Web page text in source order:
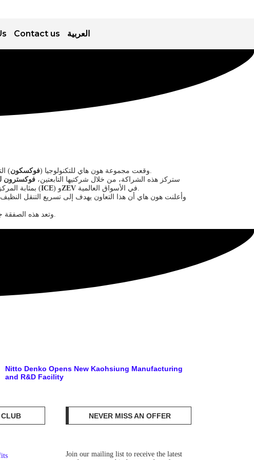
Contact us العربية
وقعت مجموعة هون هاي للتكنولوجيا (فوكسكون)
اليابانية لتطوير حافلات خالية من الانبعاثات بشكل مشترك.
ستركز هذه الشراكة، من خلال شركتيها التابعتين، فوكسترون
بمثابة المركز التشغيلي للتسويق واستكشاف طرح حافلات تعمل بمحركات الاحتراق الداخلي (ICE ) وZEV
في الأسواق العالمية.
وأعلنت هون هاي أن هذا التعاون يهدف إلى تسريع التنقل
وتعد هذه الصفقةالتي تنتهجها شركة هون هاي، حيث تشكل السيارات الكهربائية جوهر توسعها في الصناعات الناشئة.
Nitto Denko Opens New Kaohsiung Manufacturing
and R&D Facility
NEVER MISS AN OFFER
Join our mailing list to receive the latest